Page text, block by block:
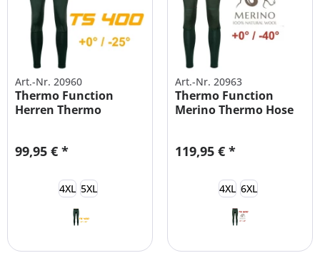
Art.-Nr. 20960
Thermo Function
Herren Thermo
99,95 € *
4XL 5XL
Art.-Nr. 20963
Thermo Function
Merino Thermo Hose
119,95 € *
4XL 6XL